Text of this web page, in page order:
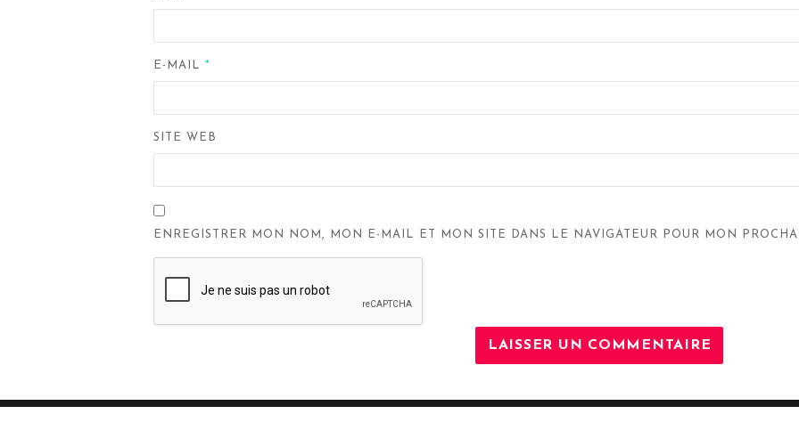
E-MAIL *
SITE WEB
ENREGISTRER MON NOM, MON E-MAIL ET MON SITE DANS LE NAVIGATEUR POUR MON